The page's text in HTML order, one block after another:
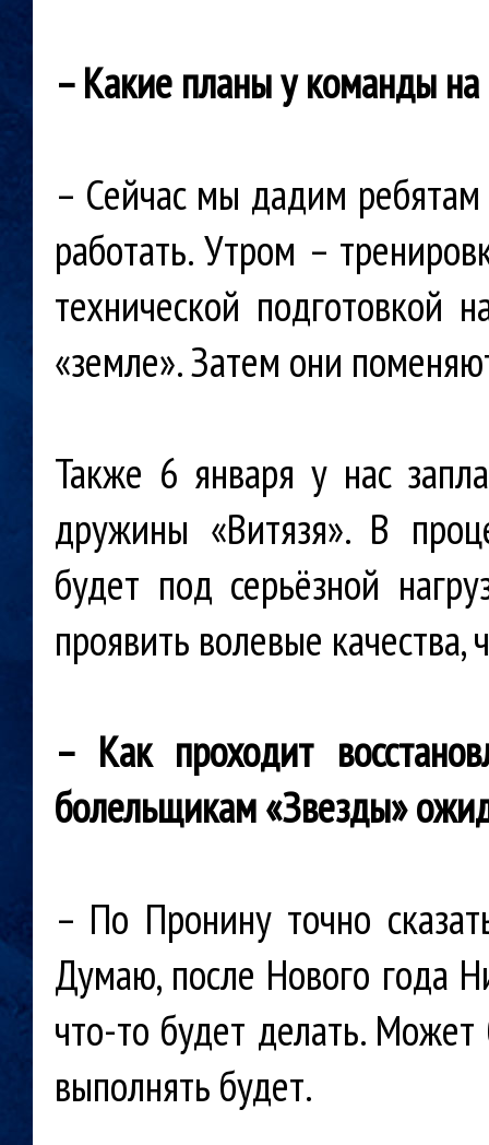
– Какие планы у команды
– Сейчас мы дадим ребятам
работать. Утром –
технической подготовкой
«земле». Затем они
Также 6 января у нас
дружины «Витязя». В
будет под серьёзной
проявить волевые
– Как проходит
болельщикам «Звезды»
– По Пронину точно
Думаю, после Нового года
что-то будет делать.
выполнять будет.